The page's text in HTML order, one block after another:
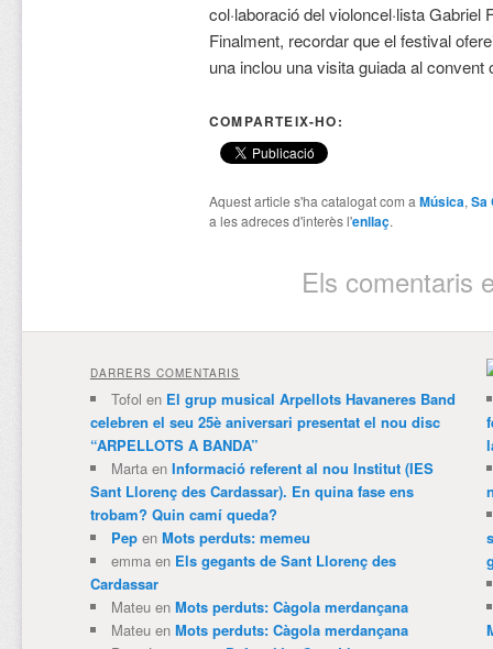
col·laboració del violoncel·lista Gabriel
Finalment, recordar que el festival
una inclou una visita guiada al convent
COMPARTEIX-HO:
Aquest article s'ha catalogat com a Música, Sa
a les adreces d'interès l'enllaç.
Els comentaris
DARRERS COMENTARIS
Tofol en El grup musical Arpellots Havaneres Band
celebren el seu 25è aniversari presentat el nou disc
“ARPELLOTS A BANDA”
Martaen Informació referent al nou Institut (IES
Sant Llorenç des Cardassar). En quina fase ens
trobam? Quin camí queda?
Pepen Mots perduts: memeu
emmaen Els gegants de Sant Llorenç des
Cardassar
Mateuen Mots perduts: Càgola merdançana
Mateuen Mots perduts: Càgola merdançana